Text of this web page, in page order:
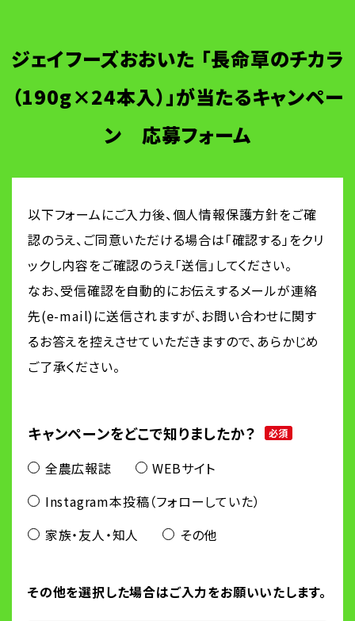
ジェイフーズおおいた 「長命草のチカラ
（190g×24本入）」が当たるキャンペー
ン 応募フォーム
以下フォームにご入力後、個人情報保護方針をご確
認のうえ、ご同意いただける場合は「確認する」をクリ
ックし内容をご確認のうえ「送信」してください。
なお、受信確認を自動的にお伝えするメールが連絡
先(e-mail)に送信されますが、お問い合わせに関す
るお答えを控えさせていただきますので、あらかじめ
ご了承ください。
キャンペーンをどこで知りましたか？ 必須
全農広報誌
WEBサイト
Instagram本投稿（フォローしていた）
家族・友人・知人
その他
その他を選択した場合はご入力をお願いいたします。